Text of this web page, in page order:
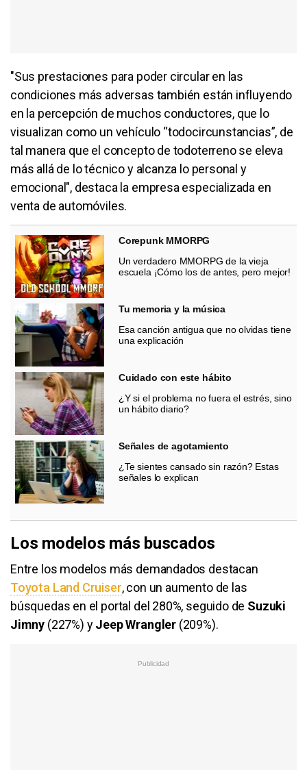
"Sus prestaciones para poder circular en las
condiciones más adversas también están influyendo
en la percepción de muchos conductores, que lo
visualizan como un vehículo “todocircunstancias”, de
tal manera que el concepto de todoterreno se eleva
más allá de lo técnico y alcanza lo personal y
emocional", destaca la empresa especializada en
venta de automóviles.
Corepunk MMORPG
Un verdadero MMORPG de la vieja
escuela ¡Cómo los de antes, pero mejor!
Tu memoria y la música
Esa canción antigua que no olvidas tiene
una explicación
Cuidado con este hábito
¿Y si el problema no fuera el estrés, sino
un hábito diario?
Señales de agotamiento
¿Te sientes cansado sin razón? Estas
señales lo explican
Los modelos más buscados
Entre los modelos más demandados destacan
Toyota Land Cruiser, con un aumento de las
búsquedas en el portal del 280%, seguido de Suzuki
Jimny (227%) yJeep Wrangler(209%).